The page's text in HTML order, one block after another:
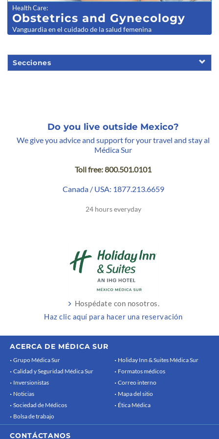
Health Care:
Obstetrics and Gynecology
Vanguardia en el cuidado de la salud femenina
Secciones
Do you live outside Mexico?
We give you advice and support for your travel and stay al
Médica Sur
Toll free: 800.501.0101
Canada / USA: 1877.213.6659
24 hours everyday
Hospédate con nosotros.
Haz clic aquí para hacer una reservación
ACERCA DE MÉDICA SUR
Grupo Médica Sur
Calidad y Seguridad Médica Sur
Inversionistas
Noticias
Sociedad de Médicos
Bolsa de trabajo
Holiday Inn & Suites Médica Sur
Formatos médicos
Correo interno
Mapa del sitio
Ética Médica
CONTÁCTANOS